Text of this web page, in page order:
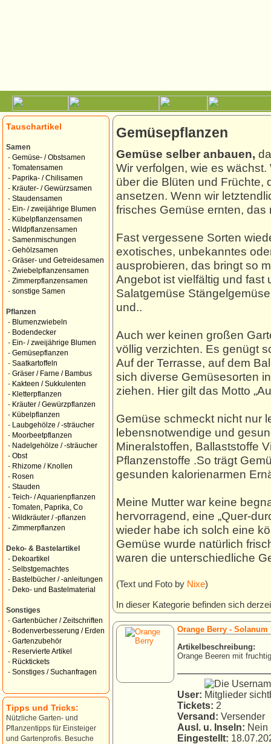
Tauschartikel
Samen
- Gemüse- / Obstsamen
- Tomatensamen
- Paprika- / Chilisamen
- Kräuter- / Gewürzsamen
- Staudensamen
- Ein- / zweijährige Blumen
- Kübelpflanzensamen
- Wildpflanzensamen
- Samenmischungen
- Gehölzsamen
- Gräser- und Getreidesamen
- Zwiebelpflanzensamen
- Zimmerpflanzensamen
- sonstige Samen
Pflanzen
- Blumenzwiebeln
- Bodendecker
- Ein- / zweijährige Blumen
- Gemüsepflanzen
- Saatkartoffeln
- Gräser / Farne / Bambus
- Kakteen / Sukkulenten
- Kletterpflanzen
- Kräuter / Gewürzpflanzen
- Kübelpflanzen
-
Laubgehölze / -sträucher
- Moorbeetpflanzen
- Nadelgehölze / -sträucher
- Obst
- Rhizome / Knollen
- Rosen
- Stauden
- Teich- / Aquarienpflanzen
- Tomaten, Paprika, Co
- Wildkräuter / -pflanzen
- Zimmerpflanzen
Deko- & Bastelartikel
- Dekoartikel
- Selbstgemachtes
- Bastelbücher / -anleitungen
- Deko- und Bastelmaterial
Sonstiges
- Gartenbücher / Zeitschriften
- Bodenverbesserung / Erden
- Gartenzubehör
- Reservierte Artikel
- Rücktickets
- Sonstiges / Suchanfragen
Tipps und Tricks:
Nützliche Garten- und
Pflanzentipps für Einsteiger
und Gartenprofis. Besuche
Gemüsepflanzen
Gemüse selber anbauen,
Wir verfolgen, wie es wächst.
über die Blüten und Früchte,
ansetzen. Wenn wir
frisches Gemüse ernten, das
Fast vergessene Sorten
exotisches, unbekanntes
ausprobieren, das bringt so
Angebot ist vielfältig und fast
Salatgemüse
und..
Auch wer keinen großen
völlig verzichten. Es genügt
Auf der Terrasse, auf dem
sich diverse Gemüsesorten
ziehen. Hier gilt das Motto
Gemüse schmeckt nicht nur
lebensnotwendige und
Mineralstoffen, Ballaststoffe
Pflanzenstoffe .So trägt
gesunden kalorienarmen
Meine Mutter war keine
hervorragend, eine „Quer-
wieder habe ich solch eine
Gemüse wurde natürlich
waren die unterschiedliche
(Text und Foto by Nixe)
In dieser Kategorie befinden sich
Orange Berry - Solanum
Artikelbeschreibung:
Orange Beeren mit
User:
Tickets: 2
Versand: Versender
Ausl. u. Inseln: Nein
Eingestellt: